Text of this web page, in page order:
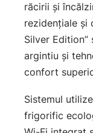
răcirii și
rezidențiale și
Silver
argintiu și
confort
Sistemul
frigorific